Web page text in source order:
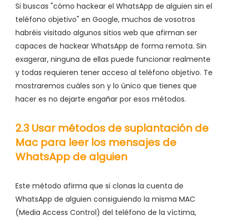
Si buscas "cómo hackear el WhatsApp de alguien sin el
teléfono objetivo" en Google, muchos de vosotros
habréis visitado algunos sitios web que afirman ser
capaces de hackear WhatsApp de forma remota. Sin
exagerar, ninguna de ellas puede funcionar realmente
y todas requieren tener acceso al teléfono objetivo. Te
mostraremos cuáles son y lo único que tienes que
hacer es no dejarte engañar por esos métodos.
2.3 Usar métodos de suplantación de
Mac para leer los mensajes de
WhatsApp de alguien
Este método afirma que si clonas la cuenta de
WhatsApp de alguien consiguiendo la misma MAC
(Media Access Control) del teléfono de la víctima,